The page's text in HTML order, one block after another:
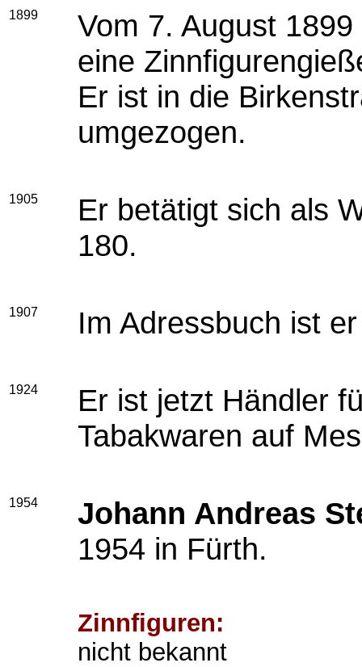
1899
Vom 7. August
eine
Er ist in die
umgezogen.
1905
Er betätigt sich als
180.
1907 Im Adressbuch ist
1924
Er ist jetzt Händler
Tabakwaren auf
1954
Johann Andreas
1954 in Fürth.
Zinnfiguren:
nicht bekannt